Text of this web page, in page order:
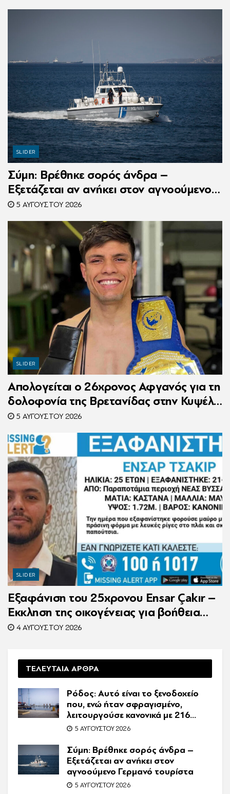
συνιδιοκτήτρια
SLIDER
Σύμη: Βρέθηκε σορός άνδρα –
Εξετάζεται αν ανήκει στον αγνοούμενο
Γερμανό τουρίστα
5 ΑΥΓΟΎΣΤΟΥ 2026
SLIDER
Απολογείται ο 26χρονος Αφγανός για τη
δολοφονία της Βρετανίδας στην Κυψέλη
– Η ιστορία του είχε γίνει ντοκιμαντέρ
5 ΑΥΓΟΎΣΤΟΥ 2026
SLIDER
Εξαφάνιση του 25χρονου Ensar Çakır –
Έκκληση της οικογένειας για βοήθεια
στον εντοπισμό του
4 ΑΥΓΟΎΣΤΟΥ 2026
ΤΕΛΕΥΤΑΙΑ ΑΡΘΡΑ
Ρόδος: Αυτό είναι το ξενοδοχείο
που, ενώ ήταν σφραγισμένο,
λειτουργούσε κανονικά με 216
πελάτες – Συνελήφθη η
5 ΑΥΓΟΎΣΤΟΥ 2026
Σύμη: Βρέθηκε σορός άνδρα –
Εξετάζεται αν ανήκει στον
αγνοούμενο Γερμανό τουρίστα
5 ΑΥΓΟΎΣΤΟΥ 2026